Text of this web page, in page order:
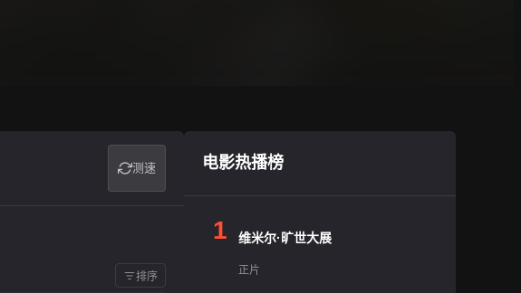
测速
排序
电影热播榜
1 维米尔·旷世大展
正片